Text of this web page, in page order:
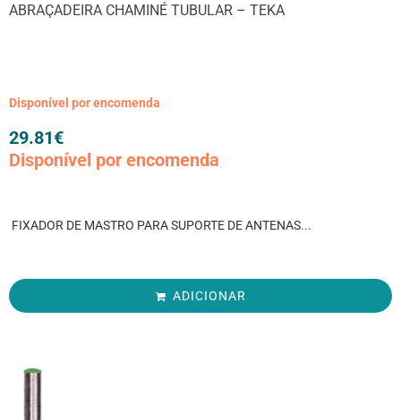
ABRAÇADEIRA CHAMINÉ TUBULAR – TEKA
Disponível por encomenda
29.81€
Disponível por encomenda
FIXADOR DE MASTRO PARA SUPORTE DE ANTENAS...
ADICIONAR